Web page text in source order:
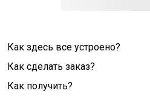
Как здесь все устроено?
Как сделать заказ?
Как получить?